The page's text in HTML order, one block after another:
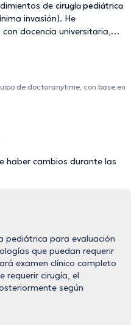
de cirugía pediátrica
invasión). He
docencia universitaria,
en la excelencia médica,
de doctoranytime, con base en
haber cambios durante las
pediátrica para evaluación
que puedan requerir
examen clínico completo
requerir cirugía, el
según